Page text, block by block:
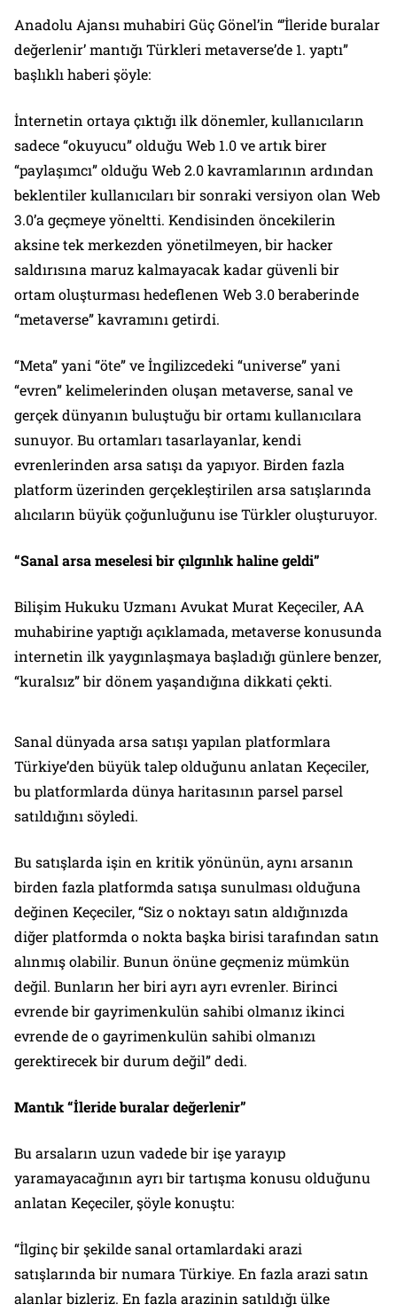
Anadolu Ajansı muhabiri Güç Gönel’in “’İleride buralar
değerlenir’ mantığı Türkleri metaverse’de 1. yaptı”
başlıklı haberi şöyle:
İnternetin ortaya çıktığı ilk dönemler, kullanıcıların
sadece “okuyucu” olduğu Web 1.0 ve artık birer
“paylaşımcı” olduğu Web 2.0 kavramlarının ardından
beklentiler kullanıcıları bir sonraki versiyon olan Web
3.0’a geçmeye yöneltti. Kendisinden öncekilerin
aksine tek merkezden yönetilmeyen, bir hacker
saldırısına maruz kalmayacak kadar güvenli bir
ortam oluşturması hedeflenen Web 3.0 beraberinde
“metaverse” kavramını getirdi.
“Meta” yani “öte” ve İngilizcedeki “universe” yani
“evren” kelimelerinden oluşan metaverse, sanal ve
gerçek dünyanın buluştuğu bir ortamı kullanıcılara
sunuyor. Bu ortamları tasarlayanlar, kendi
evrenlerinden arsa satışı da yapıyor. Birden fazla
platform üzerinden gerçekleştirilen arsa satışlarında
alıcıların büyük çoğunluğunu ise Türkler oluşturuyor.
“Sanal arsa meselesi bir çılgınlık haline geldi”
Bilişim Hukuku Uzmanı Avukat Murat Keçeciler, AA
muhabirine yaptığı açıklamada, metaverse konusunda
internetin ilk yaygınlaşmaya başladığı günlere benzer,
“kuralsız” bir dönem yaşandığına dikkati çekti.
Sanal dünyada arsa satışı yapılan platformlara
Türkiye’den büyük talep olduğunu anlatan Keçeciler,
bu platformlarda dünya haritasının parsel parsel
satıldığını söyledi.
Bu satışlarda işin en kritik yönünün, aynı arsanın
birden fazla platformda satışa sunulması olduğuna
değinen Keçeciler, “Siz o noktayı satın aldığınızda
diğer platformda o nokta başka birisi tarafından satın
alınmış olabilir. Bunun önüne geçmeniz mümkün
değil. Bunların her biri ayrı ayrı evrenler. Birinci
evrende bir gayrimenkulün sahibi olmanız ikinci
evrende de o gayrimenkulün sahibi olmanızı
gerektirecek bir durum değil” dedi.
Mantık “İleride buralar değerlenir”
Bu arsaların uzun vadede bir işe yarayıp
yaramayacağının ayrı bir tartışma konusu olduğunu
anlatan Keçeciler, şöyle konuştu:
“İlginç bir şekilde sanal ortamlardaki arazi
satışlarında bir numara Türkiye. En fazla arazi satın
alanlar bizleriz. En fazla arazinin satıldığı ülke